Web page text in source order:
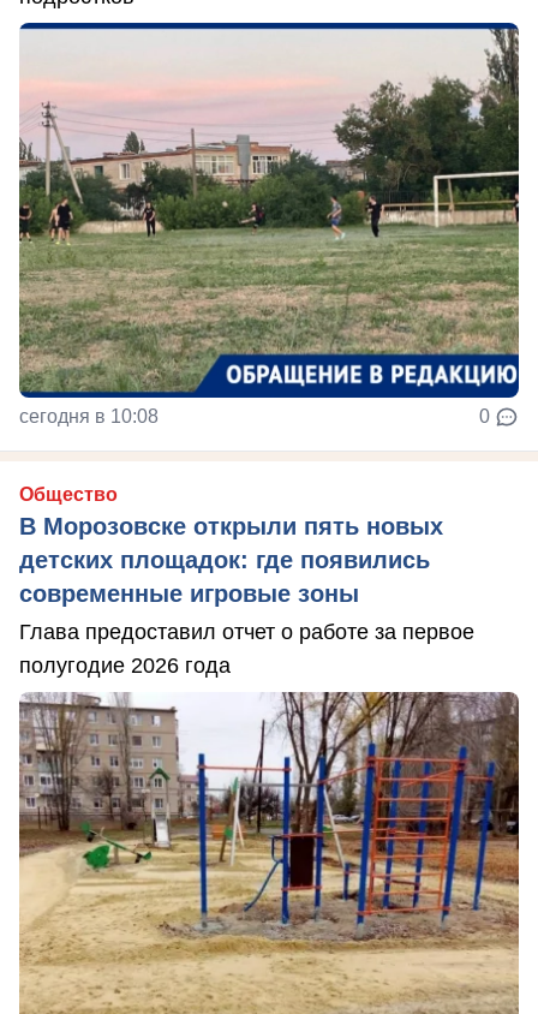
сегодня в 10:08 0
Общество
В Морозовске открыли пять новых
детских площадок: где появились
современные игровые зоны
Глава предоставил отчет о работе за первое
полугодие 2026 года